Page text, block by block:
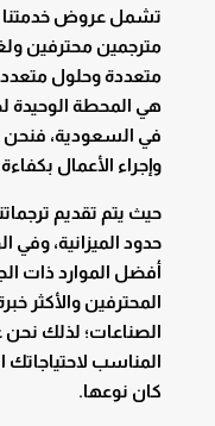
مترجمين محترفين
متعددة وحلول
هي المحطة الوحيدة
في السعودية، فنحن
وإجراء الأعمال
حيث يتم تقديم
حدود الميزانية،
أفضل الموارد ذات
المحترفين والأكثر
الصناعات؛ لذلك نحن
المناسب لاحتياجاتك
كان نوعها.